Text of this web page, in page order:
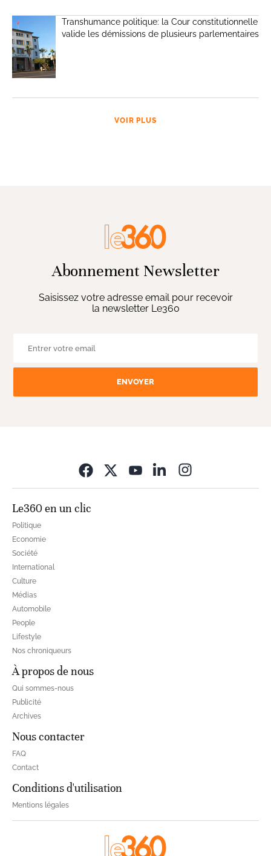
Transhumance politique: la Cour constitutionnelle
valide les démissions de plusieurs parlementaires
VOIR PLUS
Abonnement Newsletter
Saisissez votre adresse email pour recevoir
la newsletter Le360
ENVOYER
Le360 en un clic
Politique
Economie
Société
International
Culture
Médias
Automobile
People
Lifestyle
Nos chroniqueurs
À propos de nous
Qui sommes-nous
Publicité
Archives
Nous contacter
FAQ
Contact
Conditions d'utilisation
Mentions légales